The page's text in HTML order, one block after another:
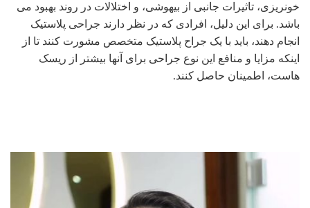
خونریزی، تاثیرات جانبی از بیهوشی، و اختلالات در روند بهبود می
باشد. برای این دلیل، افرادی که در نظر دارند جراحی پلاستیک
انجام دهند، باید با یک جراح پلاستیک متخصص مشورت کنند تا از
اینکه مزایا و منافع این نوع جراحی برای آنها بیشتر از ریسک
هاست، اطمینان حاصل کنند.